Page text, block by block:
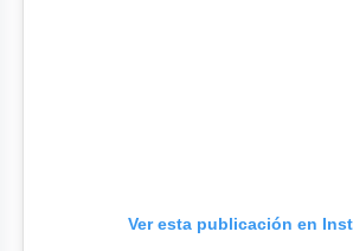
Ver esta publicación en